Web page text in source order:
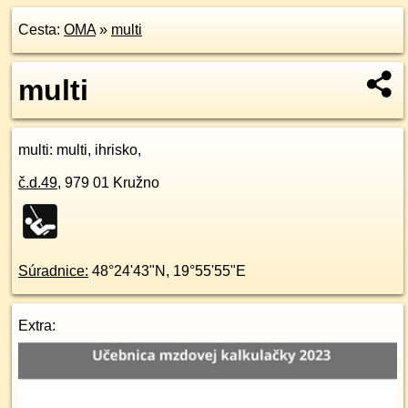
Cesta: OMA» multi
multi
multi: multi, ihrisko,
č.d.49, 979 01 Kružno
Súradnice: 48°24'43"N , 19°55'55"E
Extra: